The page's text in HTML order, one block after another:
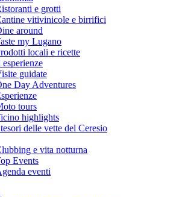
e grotti
vitivinicole e birrifici
around
my Lugano
locali e ricette
guidate
Day Adventures
tours
highlights
delle vette del Ceresio
e vita notturna
Events
eventi